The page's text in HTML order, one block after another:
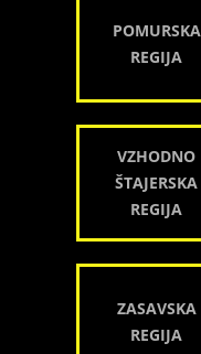
POMURSKA
REGIJA
VZHODNO
ŠTAJERSKA
REGIJA
ZASAVSKA
REGIJA